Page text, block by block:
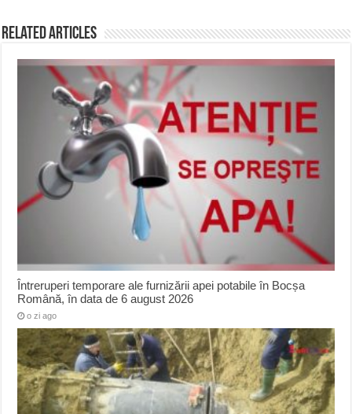
Related Articles
Întreruperi temporare ale furnizării apei potabile în Bocșa
Română, în data de 6 august 2026
o zi ago